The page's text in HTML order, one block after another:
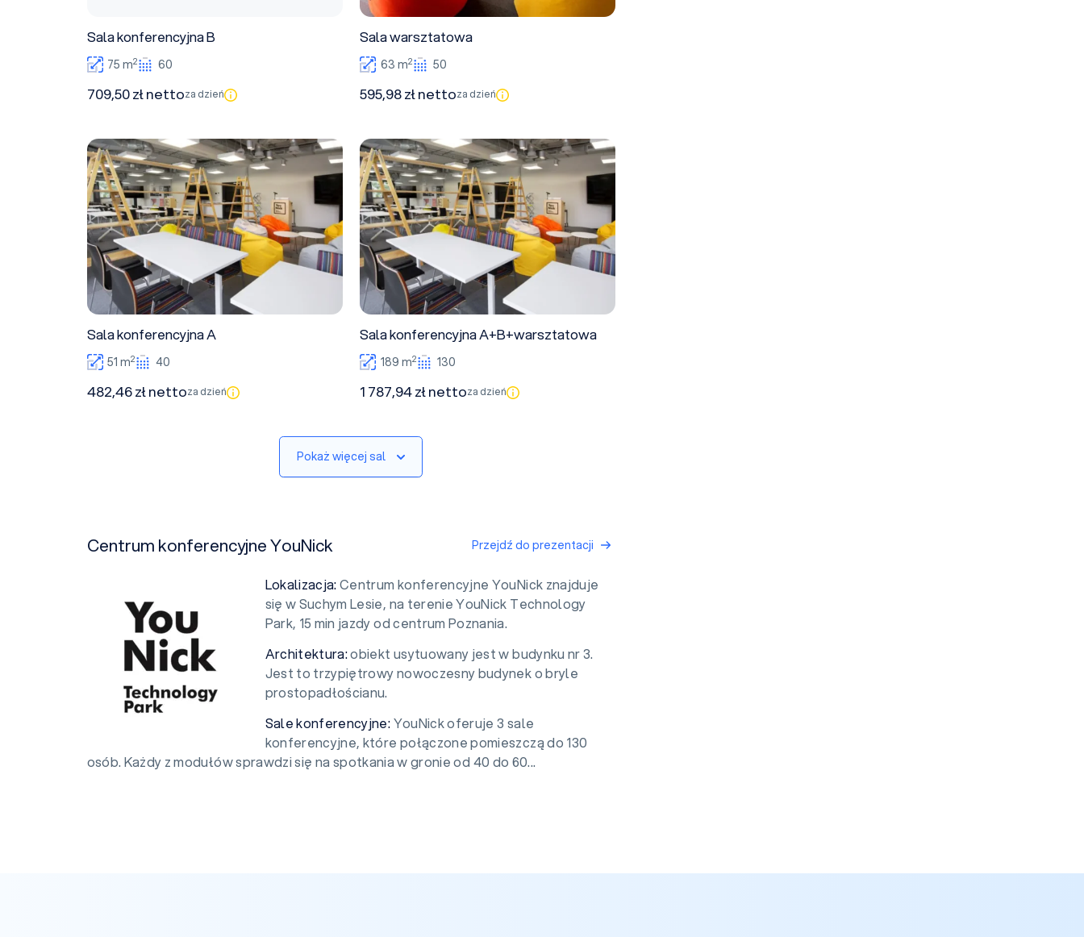
Sala konferencyjna B
75 m2 60
709,50 zł nettoza dzień
Sala warsztatowa
63 m2 50
595,98 zł nettoza dzień
Sala konferencyjna A
Sala konferencyjna A
51 m2 40
482,46 zł nettoza dzień
Sala konferencyjna A+B+warsztatowa
Sala konferencyjna A+B+warsztatowa
189 m2 130
1 787,94 zł nettoza dzień
Pokaż więcej sal
Centrum konferencyjne YouNick Przejdź do prezentacji
Lokalizacja:Centrum konferencyjne YouNick znajduje
się w Suchym Lesie, na terenie YouNick Technology
Park, 15 min jazdy od centrum Poznania.
Architektura:obiekt usytuowany jest w budynku nr 3.
Jest to trzypiętrowy nowoczesny budynek o bryle
prostopadłościanu.
Sale konferencyjne:YouNick oferuje 3 sale
konferencyjne, które połączone pomieszczą do 130
osób. Każdy z modułów sprawdzi się na spotkania w gronie od 40 do 60...